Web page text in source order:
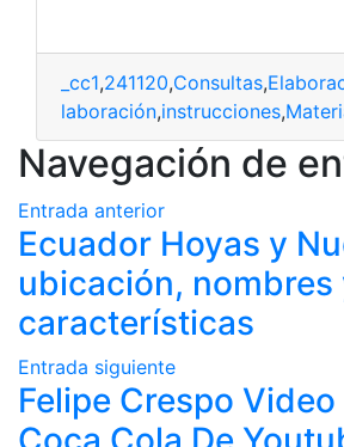
_cc1,241120,Consultas,
elaboración,instrucciones,
Navegación de
Entrada anterior
Ecuador Hoyas y
ubicación, nombres
características
Entrada siguiente
Felipe Crespo